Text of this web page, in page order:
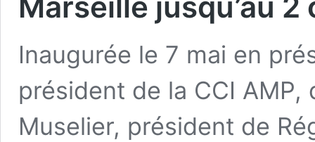
Inaugurée le 7 mai en
président de la CCI AMP,
Muselier, président de